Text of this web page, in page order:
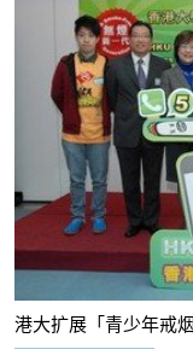
港大扩展「青少年戒